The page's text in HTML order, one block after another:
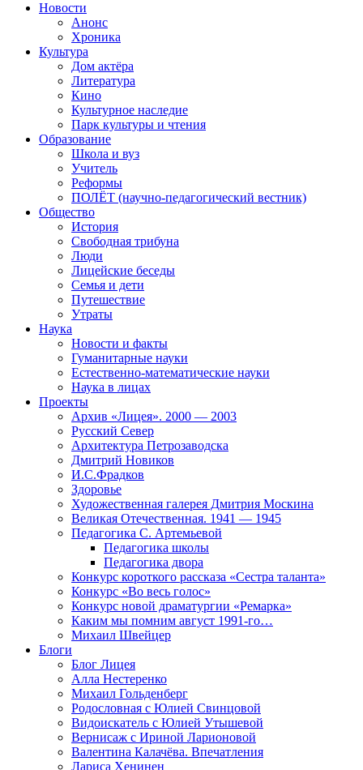
Новости
Анонс
Хроника
Культура
Дом актёра
Литература
Кино
Культурное наследие
Парк культуры и чтения
Образование
Школа и вуз
Учитель
Реформы
ПОЛЁТ (научно-педагогический вестник)
Общество
История
Свободная трибуна
Люди
Лицейские беседы
Семья и дети
Путешествие
Утраты
Наука
Новости и факты
Гуманитарные науки
Естественно-математические науки
Наука в лицах
Проекты
Архив «Лицея». 2000 — 2003
Русский Север
Архитектура Петрозаводска
Дмитрий Новиков
И.С.Фрадков
Здоровье
Художественная галерея Дмитрия Москина
Великая Отечественная. 1941 — 1945
Педагогика С. Артемьевой
Педагогика школы
Педагогика двора
Конкурс короткого рассказа «Сестра таланта»
Конкурс «Во весь голос»
Конкурс новой драматургии «Ремарка»
Каким мы помним август 1991-го…
Михаил Швейцер
Блоги
Блог Лицея
Алла Нестеренко
Михаил Гольденберг
Родословная с Юлией Свинцовой
Видоискатель с Юлией Утышевой
Вернисаж с Ириной Ларионовой
Валентина Калачёва. Впечатления
Лариса Хенинен